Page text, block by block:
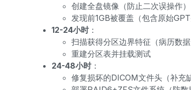
创建全盘镜像（防止二次误操作）
发现前1GB被覆盖（包含原始GPT
12-24小时：
扫描获得分区边界特征（病历数
重建分区表并挂载测试
24-48小时：
修复损坏的DICOM文件头（补充